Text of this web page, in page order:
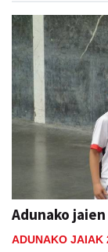
Adunako
ADUNAKO JAIAK